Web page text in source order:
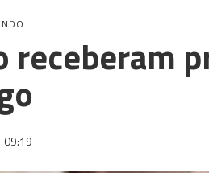
receberam
09:19